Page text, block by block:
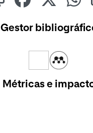
Gestor
Métricas e